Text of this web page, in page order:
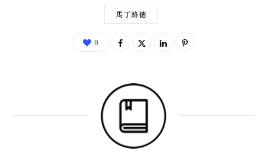
馬丁路德
0